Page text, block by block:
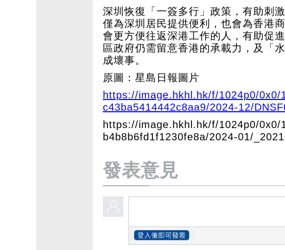
深圳恢復「一簽多行」政策，有助刺
僅為深圳居民提供便利，也會為香港
會更方便往返深港工作的人，有助促
區政府仍需留意香港的承載力，及「
成壞事。
原圖：星島日報圖片
https://image.hkhl.hk/f/1024p0/0x0/
c43ba5414442c8aa9/2024-12/
https://image.hkhl.hk/f/1024p0/0x0/
b4b8b6fd1f1230fe8a/2024-01/
發表意見